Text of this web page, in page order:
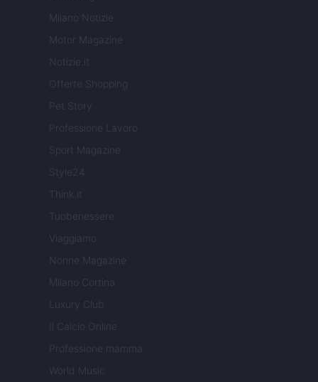
Milano Notizie
Motor Magazine
Notizie.it
Offerte Shopping
Pet Story
Professione Lavoro
Sport Magazine
Style24
Think.it
Tuobenessere
Viaggiamo
Nonne Magazine
Milano Cortina
Luxury Club
Il Calcio Online
Professione mamma
World Music